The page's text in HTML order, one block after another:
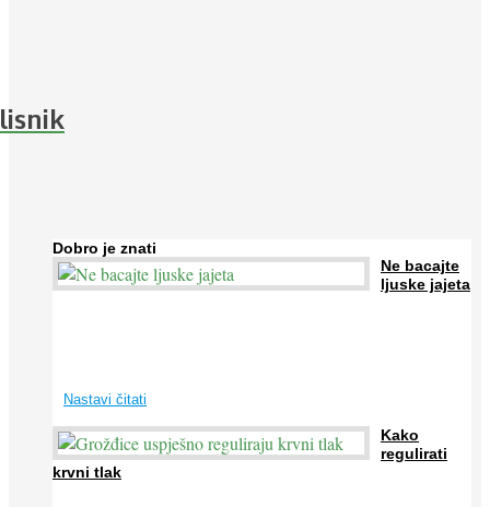
Dobro je znati
Ne bacajte
ljuske jajeta
Nastavi čitati
Kako
regulirati
krvni tlak